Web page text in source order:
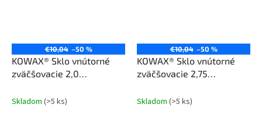
€10,04 –50 %
KOWAX® Sklo vnútorné
zväčšovacie 2,0
Skladom (>5 ks)
€10,04 –50 %
KOWAX® Sklo vnútorné
zväčšovacie 2,75
Skladom (>5 ks)